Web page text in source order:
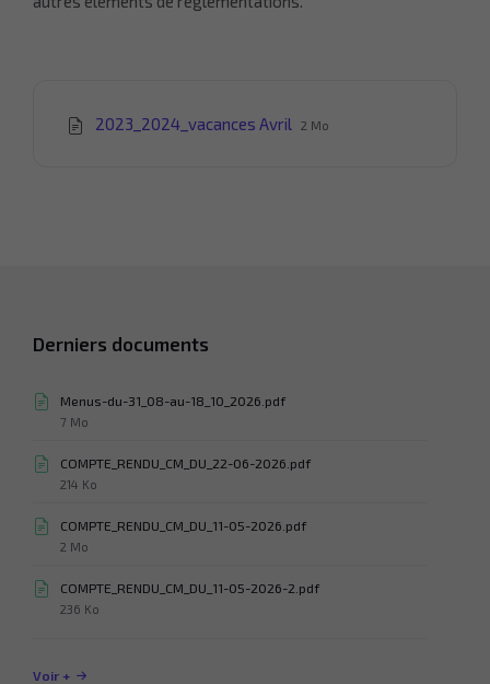
2023_2024_vacances Avril Extension
Taille
2 Mo
Derniers documents
Menus-du-31_08-au-18_10_2026.pdf
Taille
7 Mo
COMPTE_RENDU_CM_DU_22-06-2026.pdf
Taille
214 Ko
COMPTE_RENDU_CM_DU_11-05-2026.pdf
Taille
2 Mo
COMPTE_RENDU_CM_DU_11-05-2026-2.pdf
Taille
236 Ko
Voir +